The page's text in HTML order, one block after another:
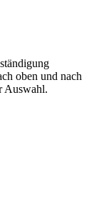
oben und nach
Auswahl.